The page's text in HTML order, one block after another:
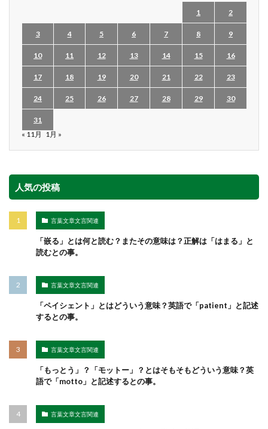
1 2
3 4 5 6 7 8 9
10 11 12 13 14 15 16
17 18 19 20 21 22 23
24 25 26 27 28 29 30
31
« 11月 1月 »
人気の投稿
言葉文章文言関連
「嵌る」とは何と読む？またその意味は？正解は「はまる」と
読むとの事。
言葉文章文言関連
「ペイシェント」とはどういう意味？英語で「patient」と記述
するとの事。
言葉文章文言関連
「もっとう」？「モットー」？とはそもそもどういう意味？英
語で「motto」と記述するとの事。
言葉文章文言関連